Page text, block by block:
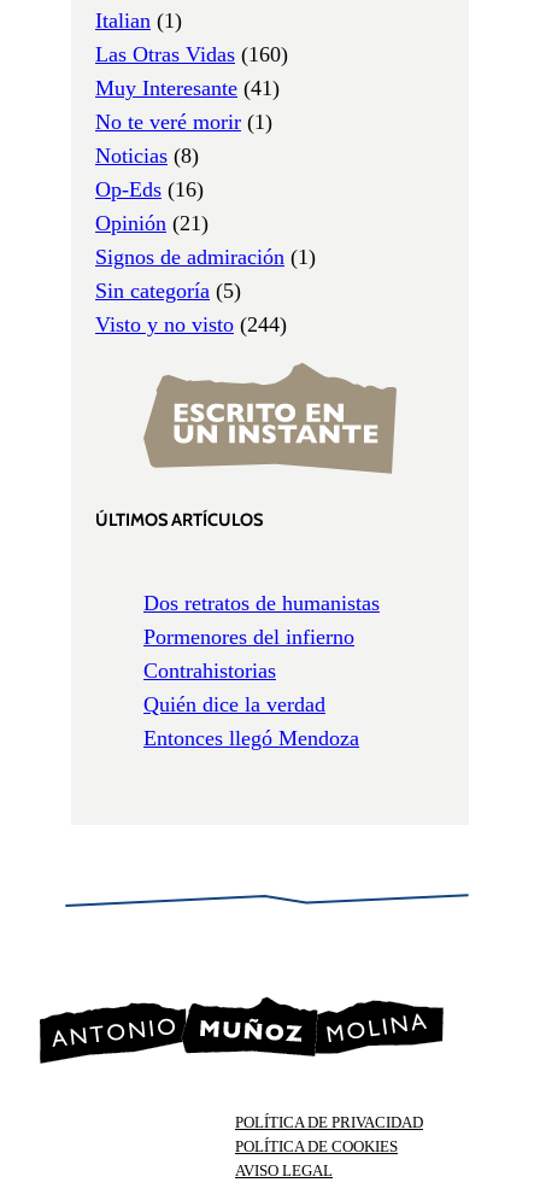
Italian (1)
Las Otras Vidas (160)
Muy Interesante (41)
No te veré morir (1)
Noticias (8)
Op-Eds (16)
Opinión (21)
Signos de admiración (1)
Sin categoría (5)
Visto y no visto (244)
ÚLTIMOS ARTÍCULOS
Dos retratos de humanistas
Pormenores del infierno
Contrahistorias
Quién dice la verdad
Entonces llegó Mendoza
POLÍTICA DE PRIVACIDAD
POLÍTICA DE COOKIES
AVISO LEGAL